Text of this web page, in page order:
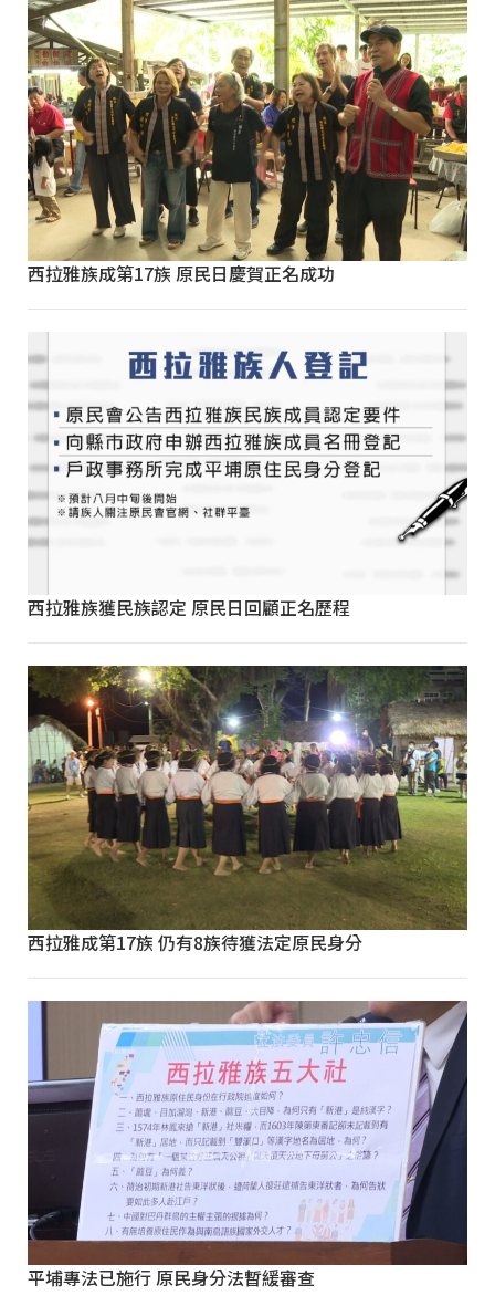
西拉雅族成第17族 原民日慶賀正名成功
西拉雅族獲民族認定 原民日回顧正名歷程
西拉雅成第17族 仍有8族待獲法定原民身分
平埔專法已施行 原民身分法暫緩審查